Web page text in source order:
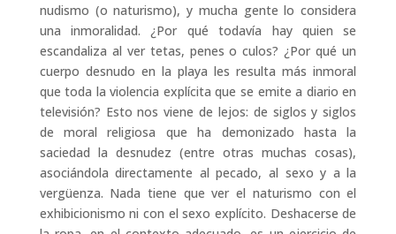
nudismo (o naturismo), y mucha gente lo considera
una inmoralidad. ¿Por qué todavía hay quien se
escandaliza al ver tetas, penes o culos? ¿Por qué un
cuerpo desnudo en la playa les resulta más inmoral
que toda la violencia explícita que se emite a diario en
televisión? Esto nos viene de lejos: de siglos y siglos
de moral religiosa que ha demonizado hasta la
saciedad la desnudez (entre otras muchas cosas),
asociándola directamente al pecado, al sexo y a la
vergüenza. Nada tiene que ver el naturismo con el
exhibicionismo ni con el sexo explícito. Deshacerse de